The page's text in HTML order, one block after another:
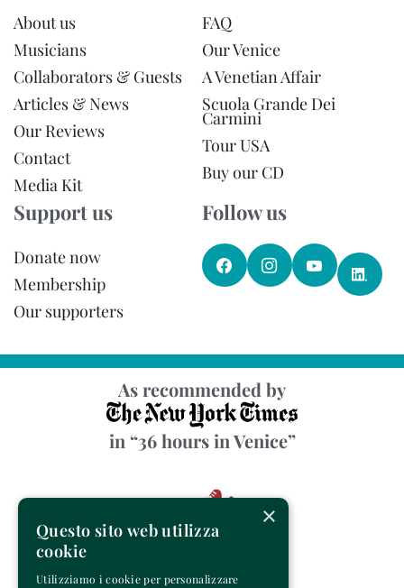
About us
Musicians
Collaborators & Guests
Articles & News
Our Reviews
Contact
Media Kit
FAQ
Our Venice
A Venetian Affair
Scuola Grande Dei
Carmini
Tour USA
Buy our CD
Support us
Donate now
Membership
Our supporters
Follow us
As recommended by
in “36 hours in Venice”
×
Questo sito web utilizza
cookie
Utilizziamo i cookie per personalizzare